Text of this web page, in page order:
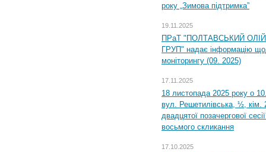
року „Зимова підтримка”
19.11.2025
ПРаТ "ПОЛТАВСЬКИЙ
ГРУП" надає інформацію
моніторингу (09. 2025)
17.11.2025
18 листопада 2025 року о
вул. Решетилівська, ½, кім.
двадцятої позачергової
восьмого скликання
17.10.2025